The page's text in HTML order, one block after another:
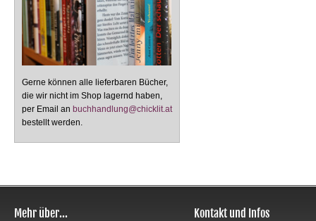
Gerne können alle lieferbaren Bücher,
die wir nicht im Shop lagernd haben,
per Email an buchhandlung@chicklit.at
bestellt werden.
Mehr über... Kontakt und Infos